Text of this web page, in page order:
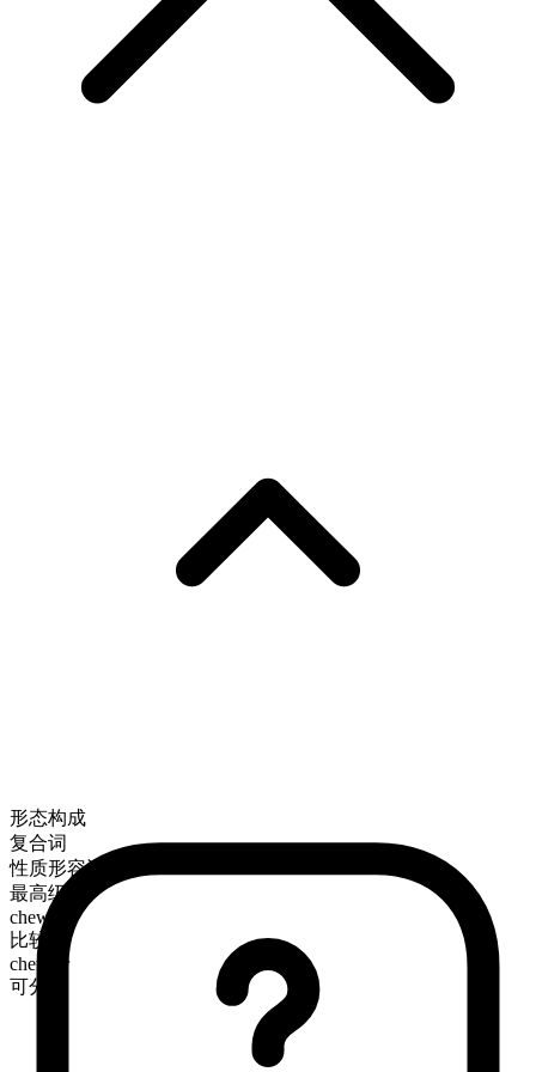
形态构成
复合词
性质形容词
最高级
chewiest
比较级
chewier
可分级